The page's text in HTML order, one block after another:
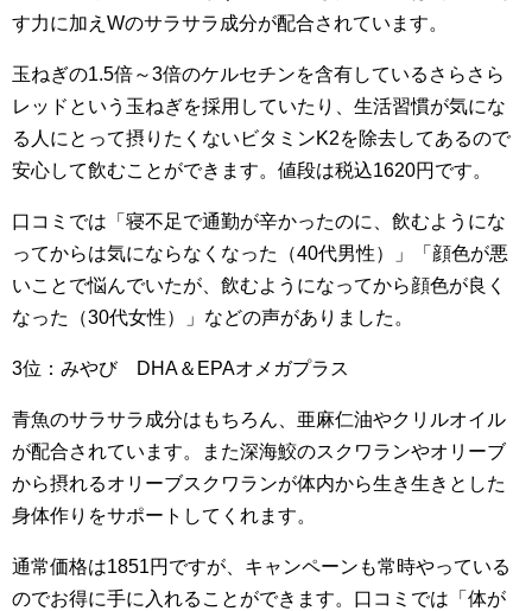
す力に加えWのサラサラ成分が配合されています。
玉ねぎの1.5倍～3倍のケルセチンを含有しているさらさら
レッドという玉ねぎを採用していたり、生活習慣が気にな
る人にとって摂りたくないビタミンK2を除去してあるので
安心して飲むことができます。値段は税込1620円です。
口コミでは「寝不足で通勤が辛かったのに、飲むようにな
ってからは気にならなくなった（40代男性）」「顔色が悪
いことで悩んでいたが、飲むようになってから顔色が良く
なった（30代女性）」などの声がありました。
3位：みやび DHA＆EPAオメガプラス
青魚のサラサラ成分はもちろん、亜麻仁油やクリルオイル
が配合されています。また深海鮫のスクワランやオリーブ
から摂れるオリーブスクワランが体内から生き生きとした
身体作りをサポートしてくれます。
通常価格は1851円ですが、キャンペーンも常時やっている
のでお得に手に入れることができます。口コミでは「体が